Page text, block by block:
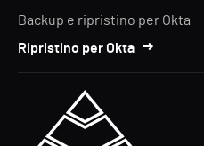
Backup e ripristino per Okta
Ripristino per Okta